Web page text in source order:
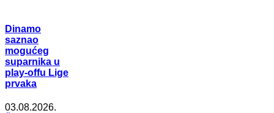
Dinamo
saznao
mogućeg
suparnika u
play-offu Lige
prvaka
03.08.2026.